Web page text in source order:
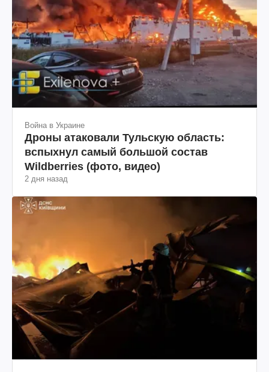
Война в Украине
Дроны атаковали Тульскую область:
вспыхнул самый большой состав
Wildberries (фото, видео)
2 дня назад